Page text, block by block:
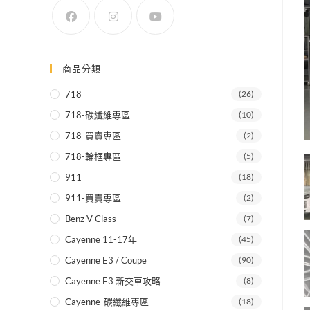
商品分類
718 (26)
718-碳纖維專區 (10)
718-買賣專區 (2)
718-輪框專區 (5)
911 (18)
911-買賣專區 (2)
Benz V Class (7)
Cayenne 11-17年 (45)
Cayenne E3 / Coupe (90)
Cayenne E3 新交車攻略 (8)
Cayenne-碳纖維專區 (18)